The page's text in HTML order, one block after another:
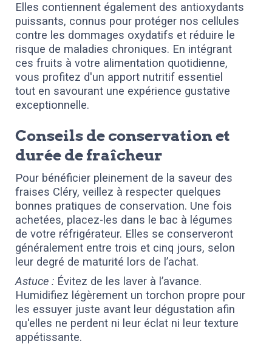
Elles contiennent également des antioxydants
puissants, connus pour protéger nos cellules
contre les dommages oxydatifs et réduire le
risque de maladies chroniques. En intégrant
ces fruits à votre alimentation quotidienne,
vous profitez d'un apport nutritif essentiel
tout en savourant une expérience gustative
exceptionnelle.
Conseils de conservation et
durée de fraîcheur
Pour bénéficier pleinement de la saveur des
fraises Cléry, veillez à respecter quelques
bonnes pratiques de conservation. Une fois
achetées, placez-les dans le bac à légumes
de votre réfrigérateur. Elles se conserveront
généralement entre trois et cinq jours, selon
leur degré de maturité lors de l’achat.
Astuce : Évitez de les laver à l’avance.
Humidifiez légèrement un torchon propre pour
les essuyer juste avant leur dégustation afin
qu'elles ne perdent ni leur éclat ni leur texture
appétissante.